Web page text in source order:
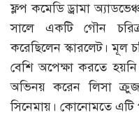
ফ্লপ কমেডি ড্রামা
সালে একটি গৌন
করেছিলেন স্কারলেট। মূল
বেশি অপেক্ষা করতে
অভিনয় করেন লিসা
সিনেমায়। কোনোমতে